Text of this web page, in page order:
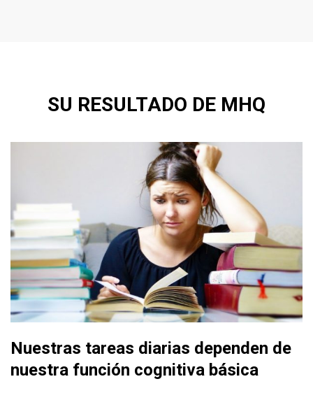
SU RESULTADO DE MHQ
Nuestras tareas diarias dependen de
nuestra función cognitiva básica